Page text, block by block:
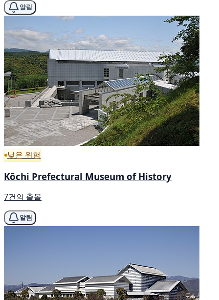
알림
낮은 위험
Kōchi Prefectural Museum of History
7건의 출몰
알림